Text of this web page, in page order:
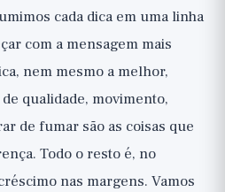
cada dica em uma linha
com a mensagem mais
nem mesmo a melhor,
qualidade, movimento,
de fumar são as coisas que
Todo o resto é, no
nas margens. Vamos